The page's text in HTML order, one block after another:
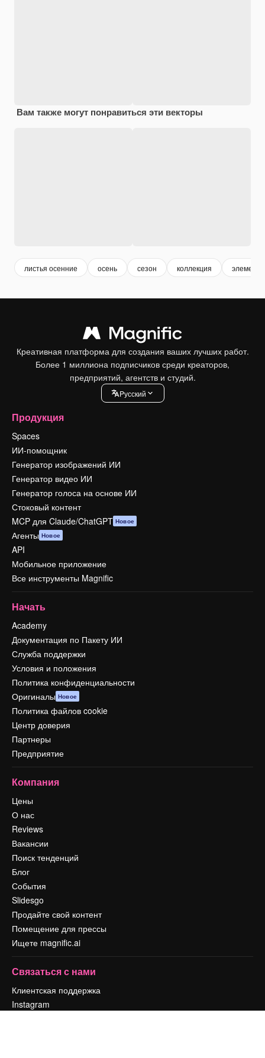
Вам также могут понравиться эти векторы
листья осенние осень сезон коллекция элементы
Креативная платформа для создания ваших лучших работ.
Более 1 миллиона подписчиков среди креаторов,
предприятий, агентств и студий.
Pусский
Продукция
Spaces
ИИ-помощник
Генератор изображений ИИ
Генератор видео ИИ
Генератор голоса на основе ИИ
Стоковый контент
MCP для Claude/ChatGPT Новое
Агенты Новое
API
Мобильное приложение
Все инструменты Magnific
Начать
Academy
Документация по Пакету ИИ
Служба поддержки
Условия и положения
Политика конфиденциальности
Оригиналы Новое
Политика файлов cookie
Центр доверия
Партнеры
Предприятие
Компания
Цены
О нас
Reviews
Вакансии
Поиск тенденций
Блог
События
Slidesgo
Продайте свой контент
Помещение для прессы
Ищете magnific.ai
Связаться с нами
Клиентская поддержка
Instagram